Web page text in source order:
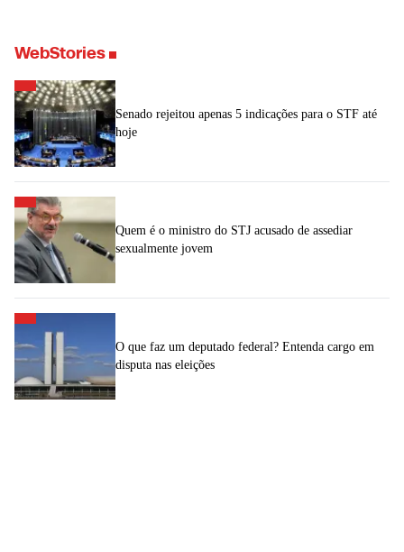
WebStories
Senado rejeitou apenas 5 indicações para o STF até
hoje
Quem é o ministro do STJ acusado de assediar
sexualmente jovem
O que faz um deputado federal? Entenda cargo em
disputa nas eleições